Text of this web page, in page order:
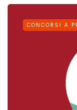
CONCORSI A